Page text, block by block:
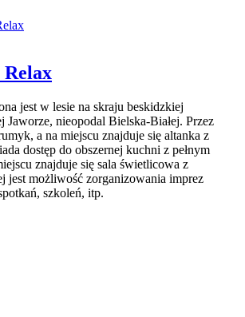
jest w lesie na skraju beskidzkiej
Jaworze, nieopodal Bielska-Białej. Przez
a na miejscu znajduje się altanka z
dostęp do obszernej kuchni z pełnym
znajduje się sala świetlicowa z
jest możliwość zorganizowania imprez
szkoleń, itp.